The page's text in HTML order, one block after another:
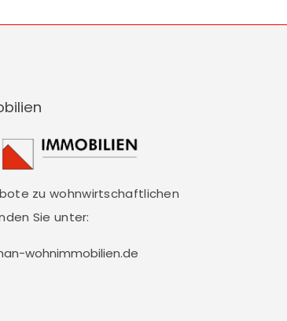
eines Enten-Loses für
zu wohnwirtschaftlichen
Sie unter:
wohnimmobilien.de